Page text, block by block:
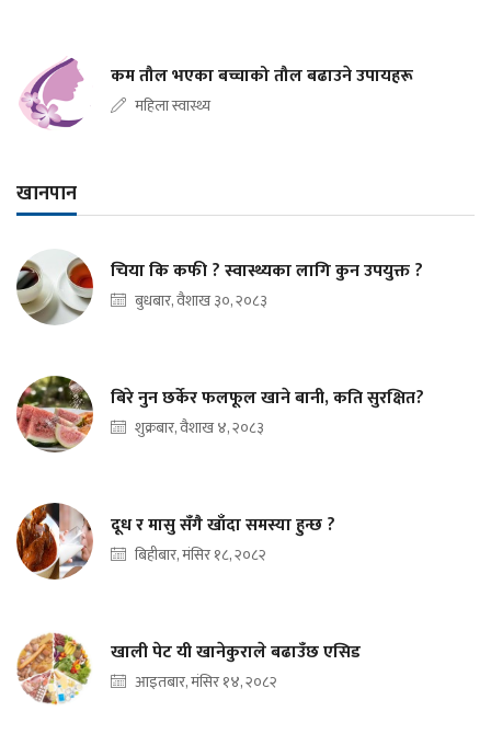
कम तौल भएका बच्चाको तौल बढाउने उपायहरू
महिला स्वास्थ्य
खानपान
चिया कि कफी ? स्वास्थ्यका लागि कुन उपयुक्त ?
बुधबार, वैशाख ३०, २०८३
बिरे नुन छर्केर फलफूल खाने बानी, कति सुरक्षित?
शुक्रबार, वैशाख ४, २०८३
दूध र मासु सँगै खाँदा समस्या हुन्छ ?
बिहीबार, मंसिर १८, २०८२
खाली पेट यी खानेकुराले बढाउँछ एसिड
आइतबार, मंसिर १४, २०८२